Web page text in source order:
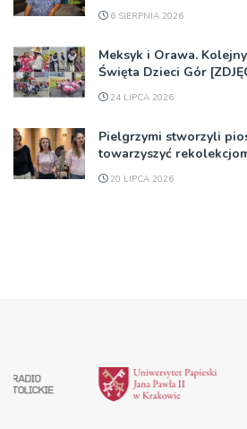
6 SIERPNIA 2026
Meksyk i Orawa.
Święta Dzieci Gór
24 LIPCA 2026
Pielgrzymi stworzyli
towarzyszyć
20 LIPCA 2026